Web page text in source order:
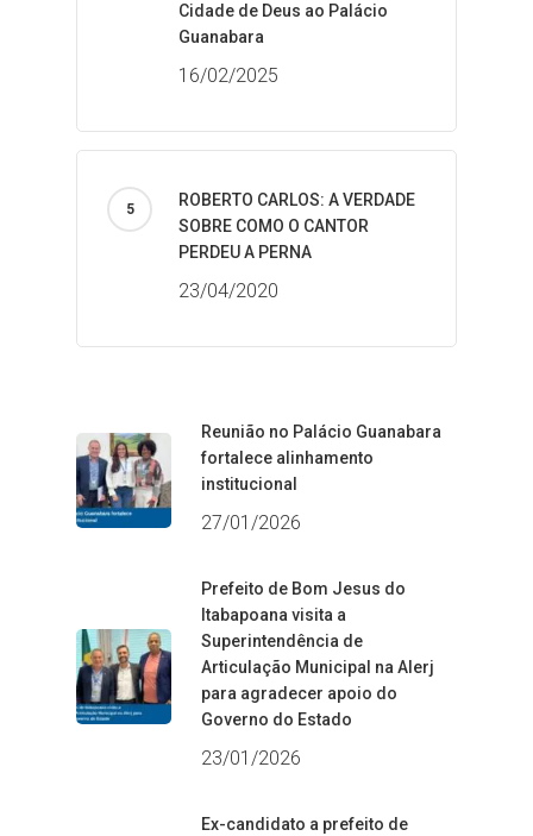
Cidade de Deus ao Palácio
Guanabara
16/02/2025
ROBERTO CARLOS: A VERDADE
SOBRE COMO O CANTOR
PERDEU A PERNA
23/04/2020
Reunião no Palácio Guanabara
fortalece alinhamento
institucional
27/01/2026
Prefeito de Bom Jesus do
Itabapoana visita a
Superintendência de
Articulação Municipal na Alerj
para agradecer apoio do
Governo do Estado
23/01/2026
Ex-candidato a prefeito de